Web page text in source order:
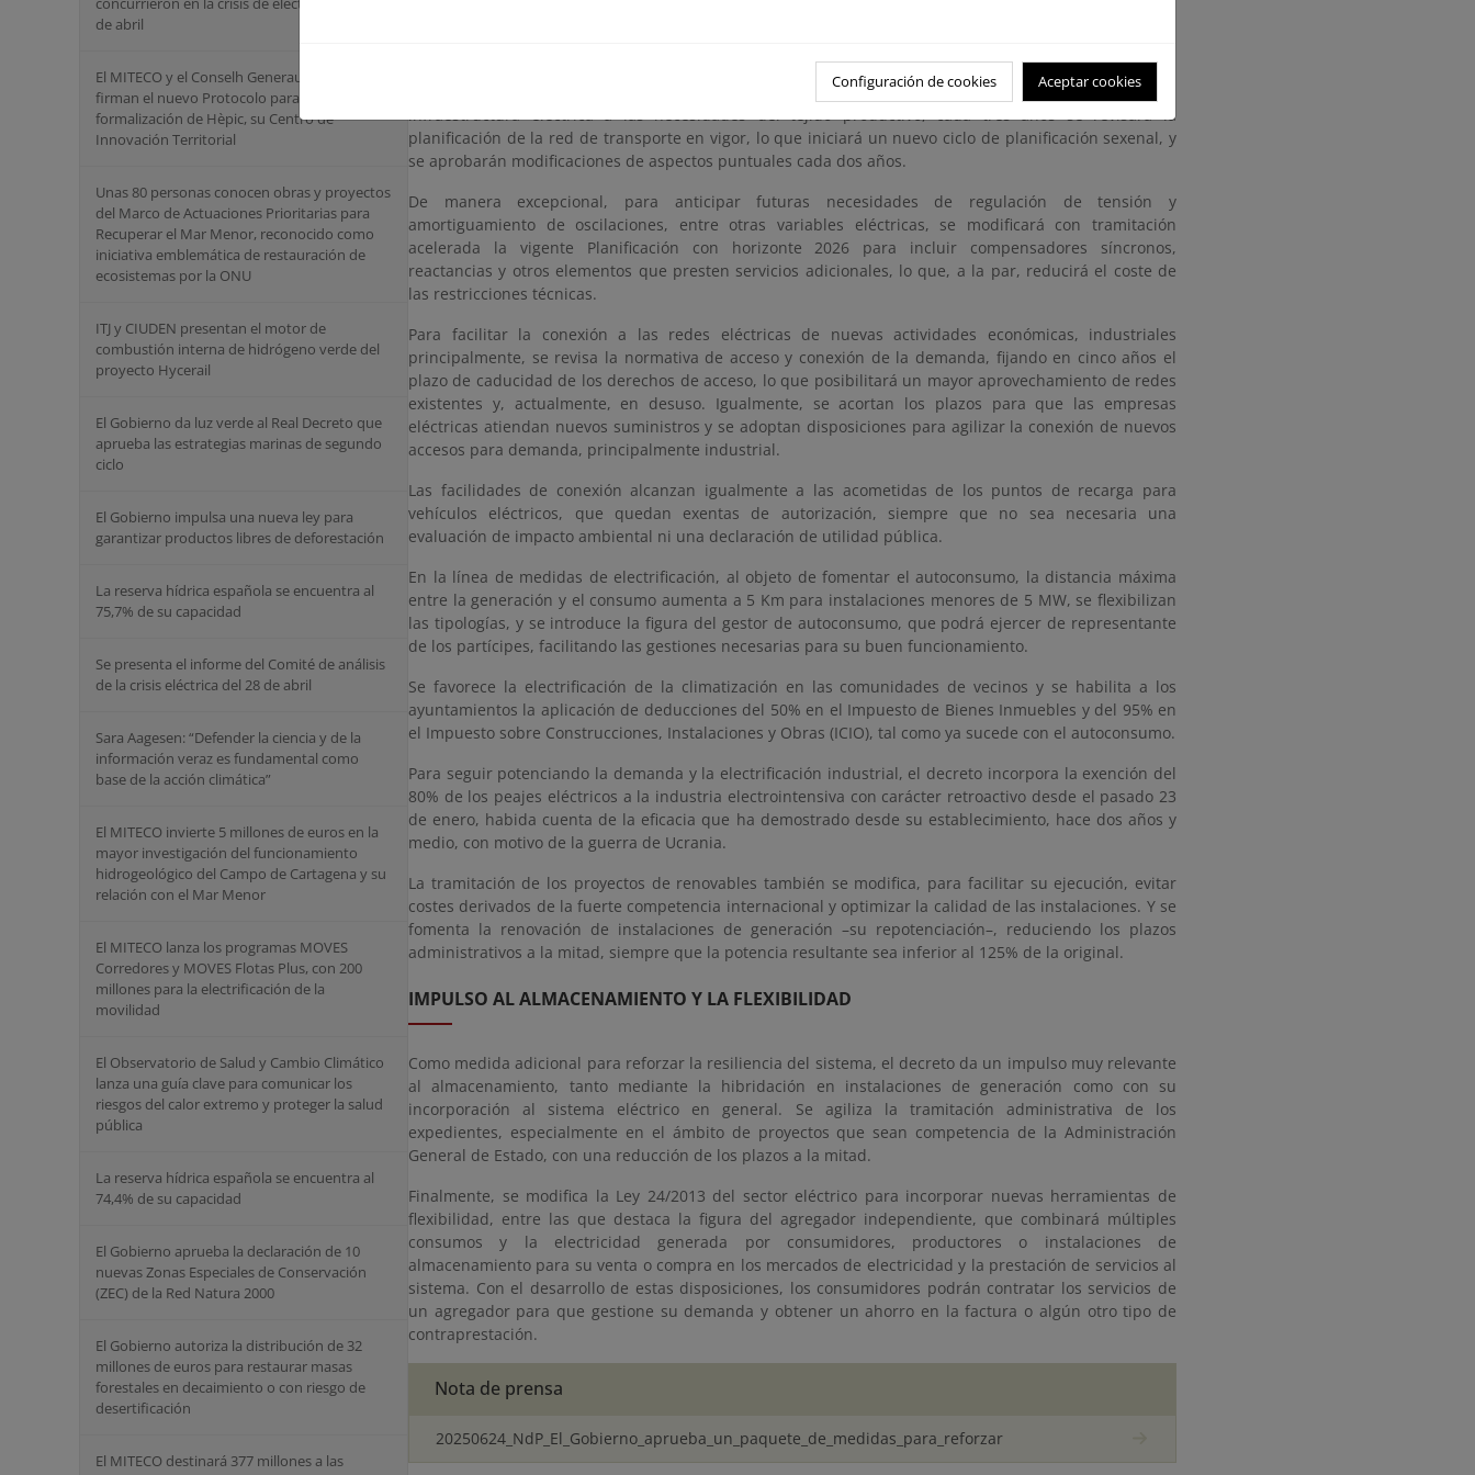
de abril
El MITECO y el Conselh Generau d’ Aran
firman el nuevo Protocolo para la
formalización de Hèpic, su Centro de
Innovación Territorial
Unas 80 personas conocen obras y proyectos
del Marco de Actuaciones Prioritarias para
Recuperar el Mar Menor, reconocido como
iniciativa emblemática de restauración de
ecosistemas por la ONU
ITJ y CIUDEN presentan el motor de
combustión interna de hidrógeno verde del
proyecto Hycerail
El Gobierno da luz verde al Real Decreto que
aprueba las estrategias marinas de segundo
ciclo
El Gobierno impulsa una nueva ley para
garantizar productos libres de deforestación
La reserva hídrica española se encuentra al
75,7% de su capacidad
Se presenta el informe del Comité de análisis
de la crisis eléctrica del 28 de abril
Sara Aagesen: “Defender la ciencia y de la
información veraz es fundamental como
base de la acción climática”
El MITECO invierte 5 millones de euros en la
mayor investigación del funcionamiento
hidrogeológico del Campo de Cartagena y su
relación con el Mar Menor
El MITECO lanza los programas MOVES
Corredores y MOVES Flotas Plus, con 200
millones para la electrificación de la
movilidad
El Observatorio de Salud y Cambio Climático
lanza una guía clave para comunicar los
riesgos del calor extremo y proteger la salud
pública
La reserva hídrica española se encuentra al
74,4% de su capacidad
El Gobierno aprueba la declaración de 10
nuevas Zonas Especiales de Conservación
(ZEC) de la Red Natura 2000
El Gobierno autoriza la distribución de 32
millones de euros para restaurar masas
forestales en decaimiento o con riesgo de
desertificación
El MITECO destinará 377 millones a las
Para profundizar en el proceso de electrificación de la economía y agilizar la adaptación de la
infraestructura eléctrica a las necesidades del tejido productivo, cada tres años se revisará la
planificación de la red de transporte en vigor, lo que iniciará un nuevo ciclo de planificación sexenal, y
se aprobarán modificaciones de aspectos puntuales cada dos años.
De manera excepcional, para anticipar futuras necesidades de regulación de tensión y
amortiguamiento de oscilaciones, entre otras variables eléctricas, se modificará con tramitación
acelerada la vigente Planificación con horizonte 2026 para incluir compensadores síncronos,
reactancias y otros elementos que presten servicios adicionales, lo que, a la par, reducirá el coste de
las restricciones técnicas.
Para facilitar la conexión a las redes eléctricas de nuevas actividades económicas, industriales
principalmente, se revisa la normativa de acceso y conexión de la demanda, fijando en cinco años el
plazo de caducidad de los derechos de acceso, lo que posibilitará un mayor aprovechamiento de redes
existentes y, actualmente, en desuso. Igualmente, se acortan los plazos para que las empresas
eléctricas atiendan nuevos suministros y se adoptan disposiciones para agilizar la conexión de nuevos
accesos para demanda, principalmente industrial.
Las facilidades de conexión alcanzan igualmente a las acometidas de los puntos de recarga para
vehículos eléctricos, que quedan exentas de autorización, siempre que no sea necesaria una
evaluación de impacto ambiental ni una declaración de utilidad pública.
En la línea de medidas de electrificación, al objeto de fomentar el autoconsumo, la distancia máxima
entre la generación y el consumo aumenta a 5 Km para instalaciones menores de 5 MW, se flexibilizan
las tipologías, y se introduce la figura del gestor de autoconsumo, que podrá ejercer de representante
de los partícipes, facilitando las gestiones necesarias para su buen funcionamiento.
Se favorece la electrificación de la climatización en las comunidades de vecinos y se habilita a los
ayuntamientos la aplicación de deducciones del 50% en el Impuesto de Bienes Inmuebles y del 95% en
el Impuesto sobre Construcciones, Instalaciones y Obras (ICIO), tal como ya sucede con el autoconsumo.
Para seguir potenciando la demanda y la electrificación industrial, el decreto incorpora la exención del
80% de los peajes eléctricos a la industria electrointensiva con carácter retroactivo desde el pasado 23
de enero, habida cuenta de la eficacia que ha demostrado desde su establecimiento, hace dos años y
medio, con motivo de la guerra de Ucrania.
La tramitación de los proyectos de renovables también se modifica, para facilitar su ejecución, evitar
costes derivados de la fuerte competencia internacional y optimizar la calidad de las instalaciones. Y se
fomenta la renovación de instalaciones de generación –su repotenciación–, reduciendo los plazos
administrativos a la mitad, siempre que la potencia resultante sea inferior al 125% de la original.
IMPULSO AL ALMACENAMIENTO Y LA FLEXIBILIDAD
Como medida adicional para reforzar la resiliencia del sistema, el decreto da un impulso muy relevante
al almacenamiento, tanto mediante la hibridación en instalaciones de generación como con su
incorporación al sistema eléctrico en general. Se agiliza la tramitación administrativa de los
expedientes, especialmente en el ámbito de proyectos que sean competencia de la Administración
General de Estado, con una reducción de los plazos a la mitad.
Finalmente, se modifica la Ley 24/2013 del sector eléctrico para incorporar nuevas herramientas de
flexibilidad, entre las que destaca la figura del agregador independiente, que combinará múltiples
consumos y la electricidad generada por consumidores, productores o instalaciones de
almacenamiento para su venta o compra en los mercados de electricidad y la prestación de servicios al
sistema. Con el desarrollo de estas disposiciones, los consumidores podrán contratar los servicios de
un agregador para que gestione su demanda y obtener un ahorro en la factura o algún otro tipo de
contraprestación.
Nota de prensa
20250624_NdP_El_Gobierno_aprueba_un_paquete_de_medidas_para_reforzar
Configuración de cookies Aceptar cookies